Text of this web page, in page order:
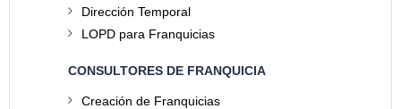
Dirección Temporal
LOPD para Franquicias
CONSULTORES DE FRANQUICIA
Creación de Franquicias